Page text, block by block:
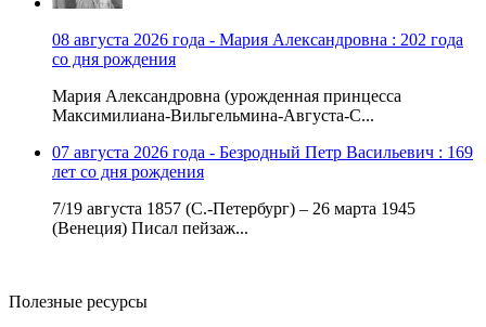
08 августа 2026 года - Мария Александровна : 202 года
со дня рождения
Мария Александровна (урожденная принцесса
Максимилиана-Вильгельмина-Августа-С...
07 августа 2026 года - Безродный Петр Васильевич : 169
лет со дня рождения
7/19 августа 1857 (С.-Петербург) – 26 марта 1945
(Венеция) Писал пейзаж...
Полезные ресурсы